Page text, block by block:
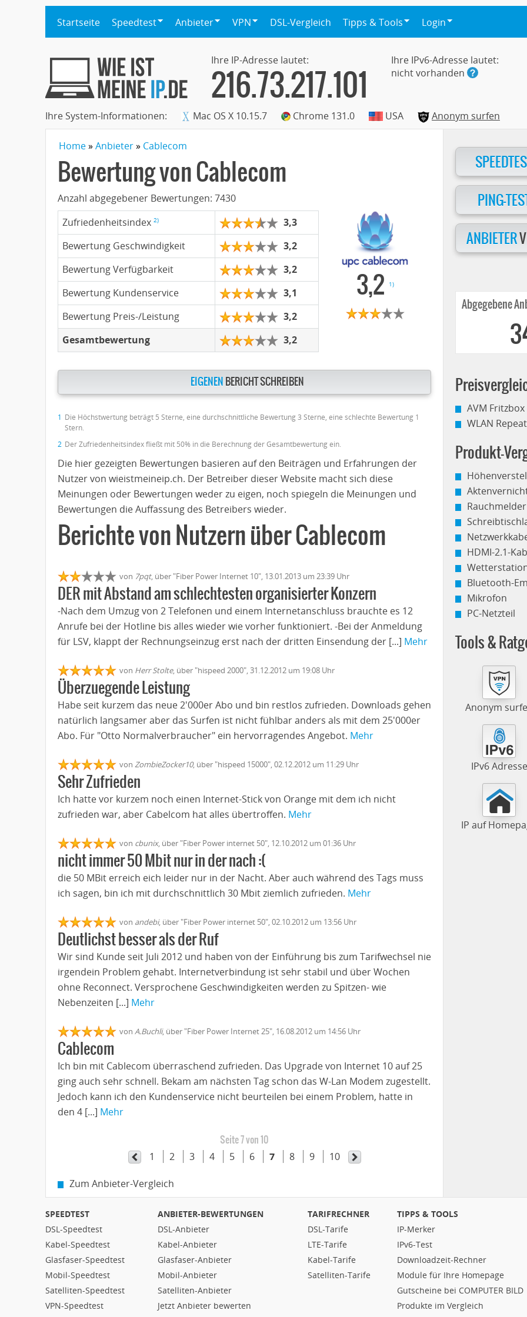
Startseite Speedtest Anbieter VPN DSL-Vergleich Tipps & Tools Login
Ihre IP-Adresse lautet:
216.73.217.101
Ihre IPv6-Adresse lautet:
nicht vorhanden
Ihre System-Informationen: Mac OS X 10.15.7 Chrome 131.0 USA Anonym surfen
Home Anbieter Cablecom
Bewertung vonCablecom
Anzahl abgegebener Bewertungen: 7430
3,2 1)
Zufriedenheitsindex 2)
3,3
Bewertung Geschwindigkeit
3,2
Bewertung Verfügbarkeit
3,2
Bewertung Kundenservice
3,1
Bewertung Preis-/Leistung
3,2
Gesamtbewertung
3,2
EIGENEN BERICHT SCHREIBEN
1 Die Höchstwertung beträgt 5 Sterne, eine durchschnittliche Bewertung 3 Sterne, eine schlechte Bewertung 1
Stern.
2 Der Zufriedenheitsindex fließt mit 50% in die Berechnung der Gesamtbewertung ein.
Die hier gezeigten Bewertungen basieren auf den Beiträgen und Erfahrungen der
Nutzer von wieistmeineip.ch. Der Betreiber dieser Website macht sich diese
Meinungen oder Bewertungen weder zu eigen, noch spiegeln die Meinungen und
Bewertungen die Auffassung des Betreibers wieder.
Berichte von Nutzern über Cablecom
von 7pqt, über "Fiber Power Internet 10", 13.01.2013 um 23:39 Uhr
DER mit Abstand am schlechtesten organisierter Konzern
-Nach dem Umzug von 2 Telefonen und einem Internetanschluss brauchte es 12
Anrufe bei der Hotline bis alles wieder wie vorher funktioniert. -Bei der Anmeldung
für LSV, klappt der Rechnungseinzug erst nach der dritten Einsendung der [...] Mehr
von Herr Stolte, über "hispeed 2000", 31.12.2012 um 19:08 Uhr
Überzuegende Leistung
Habe seit kurzem das neue 2'000er Abo und bin restlos zufrieden. Downloads gehen
natürlich langsamer aber das Surfen ist nicht fühlbar anders als mit dem 25'000er
Abo. Für "Otto Normalverbraucher" ein hervorragendes Angebot. Mehr
von ZombieZocker10, über "hispeed 15000", 02.12.2012 um 11:29 Uhr
Sehr Zufrieden
Ich hatte vor kurzem noch einen Internet-Stick von Orange mit dem ich nicht
zufrieden war, aber Cabelcom hat alles übertroffen. Mehr
von cbunix, über "Fiber Power internet 50", 12.10.2012 um 01:36 Uhr
nicht immer 50 Mbit nur in der nach :(
die 50 MBit erreich eich leider nur in der Nacht. Aber auch während des Tags muss
ich sagen, bin ich mit durchschnittlich 30 Mbit ziemlich zufrieden. Mehr
von andebi, über "Fiber Power internet 50", 02.10.2012 um 13:56 Uhr
Deutlichst besser als der Ruf
Wir sind Kunde seit Juli 2012 und haben von der Einführung bis zum Tarifwechsel nie
irgendein Problem gehabt. Internetverbindung ist sehr stabil und über Wochen
ohne Reconnect. Versprochene Geschwindigkeiten werden zu Spitzen- wie
Nebenzeiten [...] Mehr
von A.Buchli, über "Fiber Power Internet 25", 16.08.2012 um 14:56 Uhr
Cablecom
Ich bin mit Cablecom überraschend zufrieden. Das Upgrade von Internet 10 auf 25
ging auch sehr schnell. Bekam am nächsten Tag schon das W-Lan Modem zugestellt.
Jedoch kann ich den Kundenservice nicht beurteilen bei einem Problem, hatte in
den 4 [...] Mehr
Seite 7 von 10
1 2 3 4 5 6 7 8 9 10
Zum Anbieter-Vergleich
PING-
ANBIETER
Abgegebene
AVM
WLAN
Produkt-
Rauchmelder
HDMI-2.1-
Bluetooth-
Mikrofon
PC-Netzteil
Tools &
Anonym
IPv6 Adresse
IP auf
SPEEDTEST
DSL-Speedtest
Kabel-Speedtest
Glasfaser-Speedtest
Mobil-Speedtest
Satelliten-Speedtest
VPN-Speedtest
ANBIETER-BEWERTUNGEN
DSL-Anbieter
Kabel-Anbieter
Glasfaser-Anbieter
Mobil-Anbieter
Satelliten-Anbieter
Jetzt Anbieter bewerten
TARIFRECHNER
DSL-Tarife
LTE-Tarife
Kabel-Tarife
Satelliten-Tarife
TIPPS & TOOLS
IP-Merker
IPv6-Test
Downloadzeit-Rechner
Module für Ihre Homepage
Gutscheine bei COMPUTER BILD
Produkte im Vergleich